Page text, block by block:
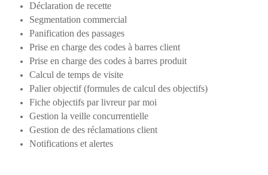
Déclaration de recette
Segmentation commercial
Panification des passages
Prise en charge des codes à barres client
Prise en charge des codes à barres produit
Calcul de temps de visite
Palier objectif (formules de calcul des objectifs)
Fiche objectifs par livreur par moi
Gestion la veille concurrentielle
Gestion de des réclamations client
Notifications et alertes